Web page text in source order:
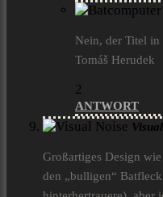
Nein, der Titel in
Tomáš Herudek
2
ANTWORT
Großartiges Design
den „bulligen“